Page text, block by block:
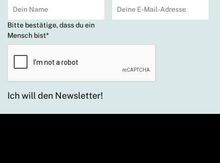
Bitte bestätige, dass du ein
Mensch bist*
Ich will den Newsletter!